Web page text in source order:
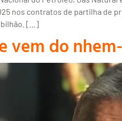
nos contratos de partilha de
bilhão. […]
vem do